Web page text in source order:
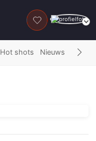
DONEER
Hot shots Nieuws Fails